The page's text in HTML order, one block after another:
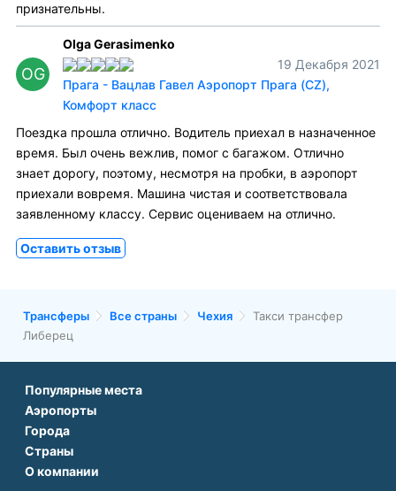
признательны.
OG
Olga Gerasimenko
19 Декабря 2021
Прага - Вацлав Гавел Аэропорт Прага (CZ),
Комфорт класс
Поездка прошла отлично. Водитель приехал в назначенное
время. Был очень вежлив, помог с багажом. Отлично
знает дорогу, поэтому, несмотря на пробки, в аэропорт
приехали вовремя. Машина чистая и соответствовала
заявленному классу. Сервис оцениваем на отлично.
Оставить отзыв
Трансферы Все страны Чехия
Такси трансфер
Либерец
Популярные места
Аэропорт Подгорицы
Аэропорт Белграда
Аэропорт Дубая
Аэропорты
Аэропорт Антальи
Аэропорт Тбилиси
Города
Трансфер в Париже
Трансфер в Дубае
Страны
Трансфер во Франции
О компании